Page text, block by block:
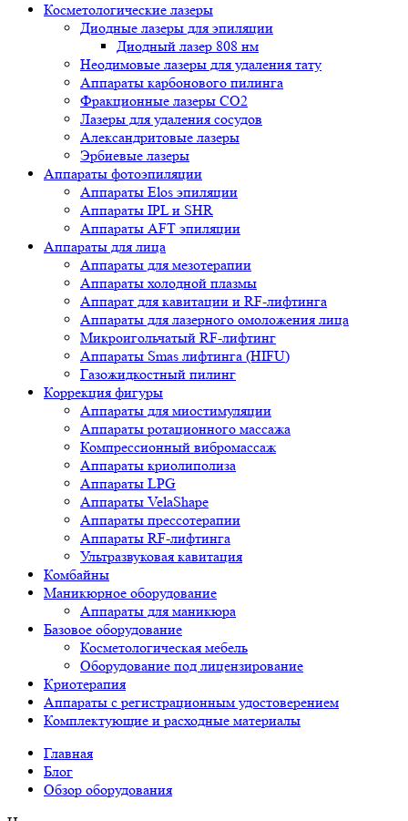
Косметологические лазеры
Диодные лазеры для эпиляции
Диодный лазер 808 нм
Неодимовые лазеры для удаления тату
Аппараты карбонового пилинга
Фракционные лазеры CO2
Лазеры для удаления сосудов
Александритовые лазеры
Эрбиевые лазеры
Аппараты фотоэпиляции
Аппараты Elos эпиляции
Аппараты IPL и SHR
Аппараты AFT эпиляции
Аппараты для лица
Аппараты для мезотерапии
Аппараты холодной плазмы
Аппарат для кавитации и RF-лифтинга
Аппараты для лазерного омоложения лица
Микроигольчатый RF-лифтинг
Аппараты Smas лифтинга (HIFU)
Газожидкостный пилинг
Коррекция фигуры
Аппараты для миостимуляции
Аппараты ротационного массажа
Компрессионный вибромассаж
Аппараты криолиполиза
Аппараты LPG
Аппараты VelaShape
Аппараты прессотерапии
Аппараты RF-лифтинга
Ультразвуковая кавитация
Комбайны
Маникюрное оборудование
Аппараты для маникюра
Базовое оборудование
Косметологическая мебель
Оборудование под лицензирование
Криотерапия
Аппараты c регистрационным удостоверением
Комплектующие и расходные материалы
Главная
Блог
Обзор оборудования